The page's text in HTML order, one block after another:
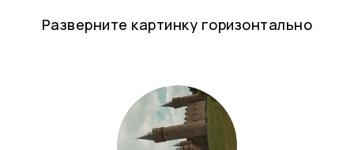
Разверните картинку горизонтально